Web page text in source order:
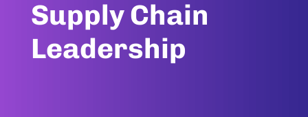
Supply Chain
Leadership